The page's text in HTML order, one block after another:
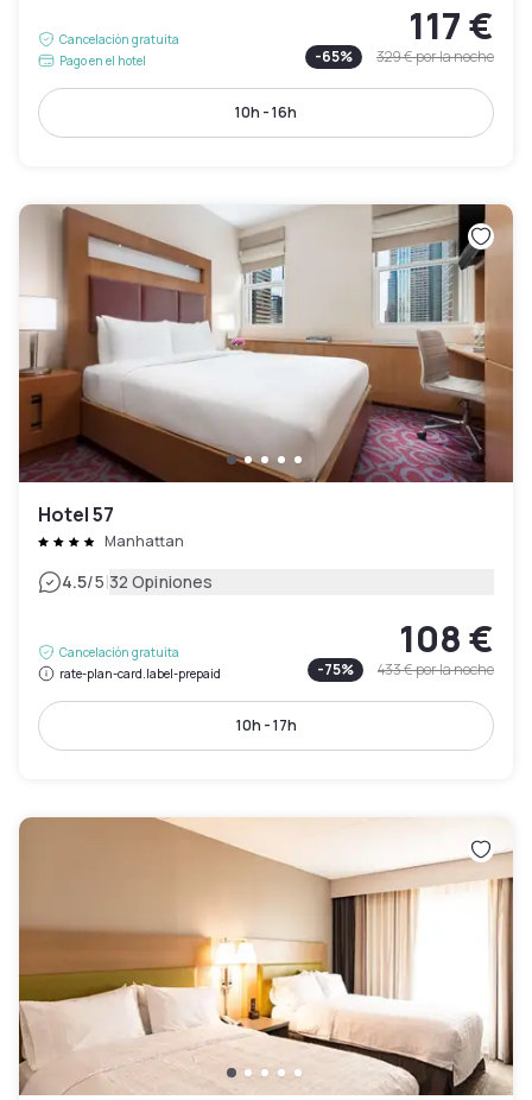
Cancelación gratuita
Pago en el hotel
117 €
-65% 329 €por la noche
10h - 16h
Hotel 57
Manhattan
4.5/5|32 Opiniones
Cancelación gratuita
rate-plan-card.label-prepaid
108 €
-75% 433 €por la noche
10h - 17h